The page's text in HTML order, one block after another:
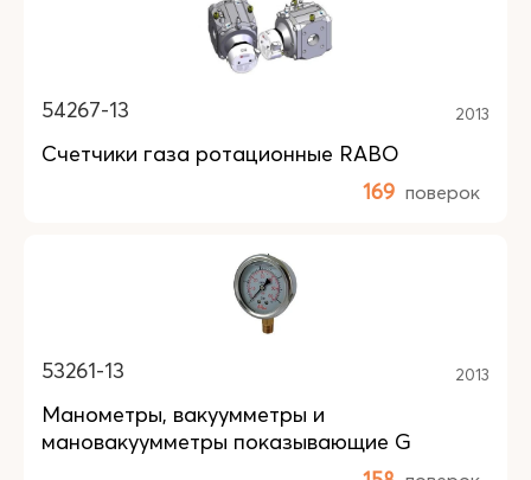
54267-13 2013
Счетчики газа ротационные RABO
169 поверок
53261-13 2013
Манометры, вакуумметры и
мановакуумметры показывающие G